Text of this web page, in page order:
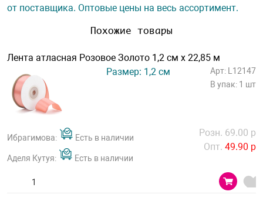
от поставщика. Оптовые цены на весь ассортимент.
Похожие товары
Лента атласная Розовое Золото 1,2 см х 22,85 м
Размер: 1,2 см
Арт: L12147
В упак: 1 шт
Ибрагимова: Есть в наличии
Аделя Кутуя: Есть в наличии
Розн. 69.00 р
Опт. 49.90 р